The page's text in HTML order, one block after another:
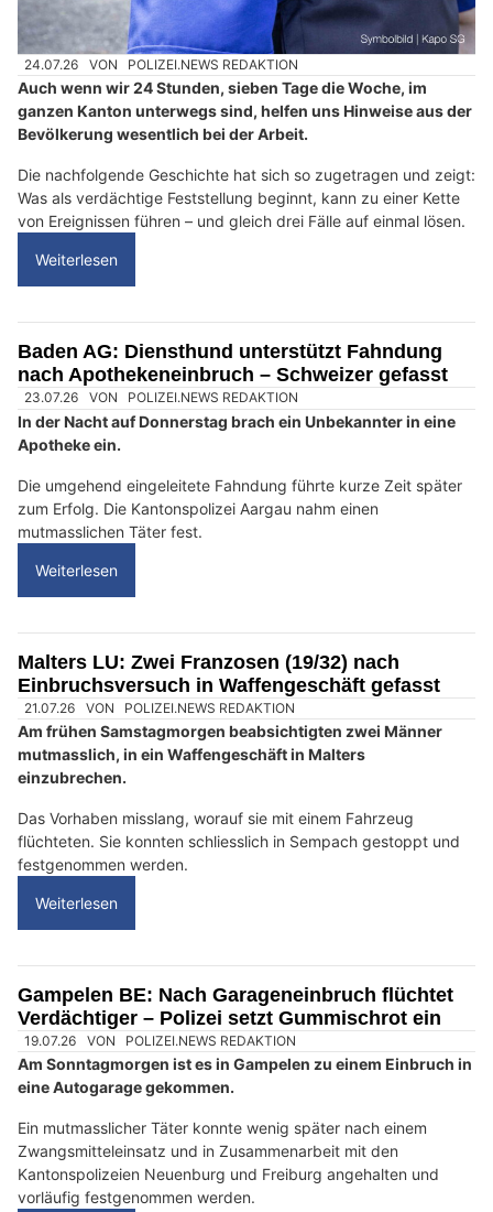
24.07.26 VON POLIZEI.NEWS REDAKTION
Auch wenn wir 24 Stunden, sieben Tage die Woche, im
ganzen Kanton unterwegs sind, helfen uns Hinweise aus der
Bevölkerung wesentlich bei der Arbeit.
Die nachfolgende Geschichte hat sich so zugetragen und zeigt:
Was als verdächtige Feststellung beginnt, kann zu einer Kette
von Ereignissen führen – und gleich drei Fälle auf einmal lösen.
Weiterlesen
Baden AG: Diensthund unterstützt Fahndung
nach Apothekeneinbruch – Schweizer gefasst
23.07.26 VON POLIZEI.NEWS REDAKTION
In der Nacht auf Donnerstag brach ein Unbekannter in eine
Apotheke ein.
Die umgehend eingeleitete Fahndung führte kurze Zeit später
zum Erfolg. Die Kantonspolizei Aargau nahm einen
mutmasslichen Täter fest.
Weiterlesen
Malters LU: Zwei Franzosen (19/32) nach
Einbruchsversuch in Waffengeschäft gefasst
21.07.26 VON POLIZEI.NEWS REDAKTION
Am frühen Samstagmorgen beabsichtigten zwei Männer
mutmasslich, in ein Waffengeschäft in Malters
einzubrechen.
Das Vorhaben misslang, worauf sie mit einem Fahrzeug
flüchteten. Sie konnten schliesslich in Sempach gestoppt und
festgenommen werden.
Weiterlesen
Gampelen BE: Nach Garageneinbruch flüchtet
Verdächtiger – Polizei setzt Gummischrot ein
19.07.26 VON POLIZEI.NEWS REDAKTION
Am Sonntagmorgen ist es in Gampelen zu einem Einbruch in
eine Autogarage gekommen.
Ein mutmasslicher Täter konnte wenig später nach einem
Zwangsmitteleinsatz und in Zusammenarbeit mit den
Kantonspolizeien Neuenburg und Freiburg angehalten und
vorläufig festgenommen werden.